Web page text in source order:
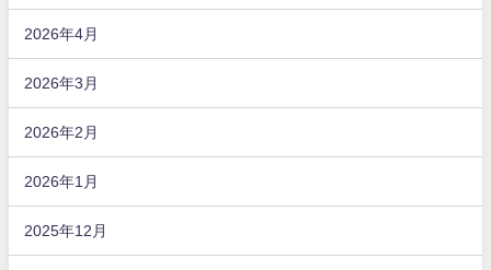
2026年4月
2026年3月
2026年2月
2026年1月
2025年12月